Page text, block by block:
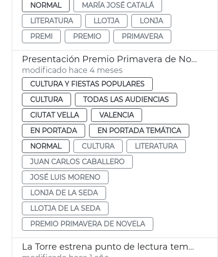
NORMAL
MARÍA JOSÉ CATALÁ
LITERATURA
LLOTJA
LONJA
PREMI
PREMIO PRIMAVERA
Presentación Premio Primavera de Novela 2026 València
modificado hace 4 meses
CULTURA Y FIESTAS POPULARES
CULTURA
TODAS LAS AUDIENCIAS
CIUTAT VELLA
VALENCIA
EN PORTADA
EN PORTADA TEMÁTICA
NORMAL
CULTURA
LITERATURA
JUAN CARLOS CABALLERO
JOSÉ LUIS MORENO
LONJA DE LA SEDA
LLOTJA DE LA SEDA
PREMIO PRIMAVERA DE NOVELA
La Torre estrena punto de lectura temporal